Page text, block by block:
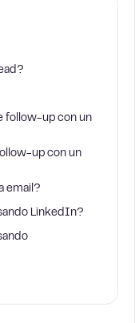
follow-up con un
up con un
email?
LinkedIn?